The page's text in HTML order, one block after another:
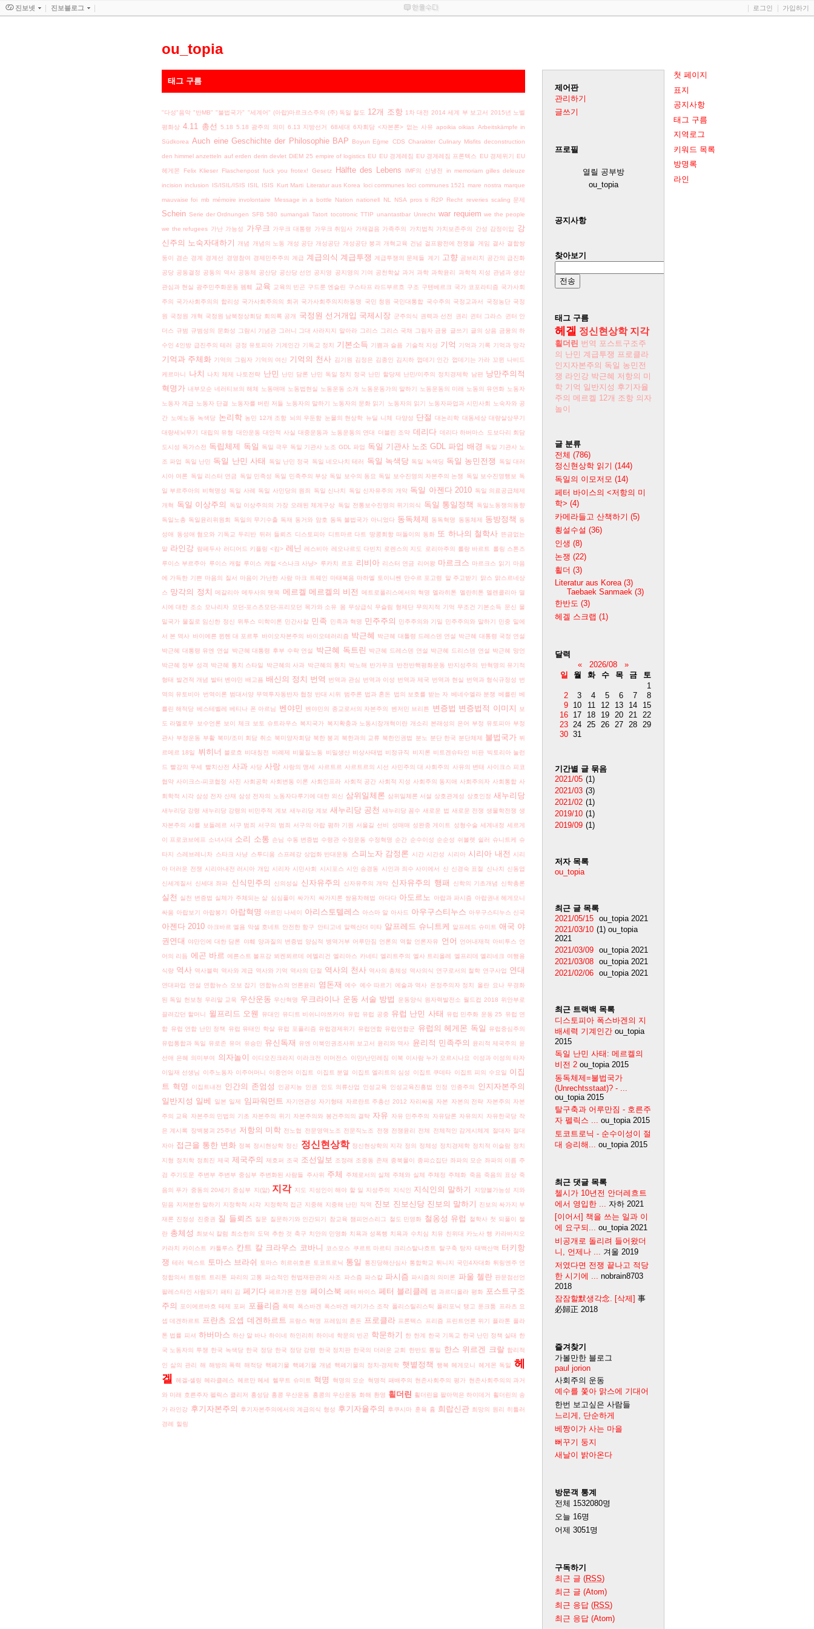
ou_topia
첫 페이지
표지
공지사항
태그 구름
지역로그
키워드 목록
방명록
라인
태그 구름
"다성"음악 "반MB" "불법국가" "세계어" (아랍)마르크스주의 (주) 독일 철도 12개 조항 1차 대전 2014 세계 부 보고서 2015년 노벨
평화상 4.11 총선 5.18 5.18 광주의 의미 6.13 지방선거 68세대 6자회담 <자본론> 없는 사유 apoikia oikias Arbeitskämpfe in
Südkorea Auch eine Geschichte der Philosophie BAP Boyun Eḡme CDS Charakter Culinary Misfits deconstruction
den himmel anzetteln auf erden derin devlet DiEM 25 empire of logistics EU EU 경계레짐 EU 경계레짐 프론텍스 EU 경제위기 EU
헤게몬 Felix Klieser Flaschenpost fuck you frotex! Gesetz Hälfte des Lebens IMF의 신냉전 in memoriam gilles deleuze
incision inclusion IS/ISIL/ISIS ISIL ISIS Kurt Marti Literatur aus Korea loci communes loci communes 1521 mare nostra marque
mauvaise foi mb mémoire involontaire Message in a bottle Nation nationell NL NSA pros ti R2P Recht reveries scaling 문제
Schein Serie der Ordnungen SFB 580 sumangali Tatort tocotronic TTIP unantastbar Unrecht war requiem we the people
we the refugees 가난 가능성 가우크 가우크 대통령 가우크 취임사 가재걸음 가족주의 가치법칙 가치보존주의 간성 감정이입
강
신주의 노숙자대하기
개념 개념의 노동 개성 공단 개성공단 개성공단 붕괴 개혁교육 건넘 걸프왕전에 전쟁을 게임 결사 결합쌍
둥이 겸손 경계 경계선 경영참여 경제민주주의 계급 계급의식 계급투쟁 계급투쟁의 문제들 계기 고향 곰브리치 공간의 급진화
공당 공동결정 공동의 역사 공동체 공산당 공산당 선언 공지영 공지영의 기여 공천학살 과거 과학 과학윤리 과학적 지성 관념과 생산
관심과 현실 광주민주화운동 펨훼 교육 교육의 빈곤 구드룬 엔슬린 구스타프 라드부르흐 구조 구텐베르크 국가 코포라티즘 국가사회
주의 국가사회주의의 합리성 국가사회주의의 회귀 국가사회주의지하동맹 국민 청원 국민대통합 국수주의 국정교과서 국정농단 국정
원 국정원 개혁 국정원 남북정상회담 회의록 공개 국정원 선거개입 국제시장 군주의식 권력과 선전 권리 귄터 그라스 귄터 안
더스 규범 규범성의 문화성 그람시 기념관 그러니 그대 사라지지 말아라 그리스 그리스 국채 그림자 금융 글쓰기 글의 상음 금융의 하
수인 4인방 급진주의 테러 긍정 유토피아 기계인간 기독교 정치 기본소득 기쁨과 슬픔 기술적 지성 기억 기억과 기록 기억과 망각
기억과 주체화 기억의 그림자 기억의 여신 기억의 천사 김기원 김정은 김종인 김지하 껍데기 인간 껍데기는 가라 꼬뮌 나비드
케르마니 나치 나치 체제 나토전략 난민 난민 담론 난민 독일 정치 정국 난민 할당제 난민/이주의 정치경제학 남편
낭만주의적
혁명가 내부모순 네러티브의 해체 노동매매 노동법현실 노동운동 소개 노동운동가의 말하기 노동운동의 미래 노동의 유연화 노동자
노동자 계급 노동자 단결 노동자를 버린 저들 노동자의 말하기 노동자의 문화 읽기 노동자의 읽기 노동자파업과 시민사회 노숙자와 공
간 노예노동 녹색당 논리학 농민 12개 조항 뇌의 우둔함 눈물의 현상학 뉴딜 니체 다양성 단절 대논리학 대동세상 대량살상무기
대량세뇌무기 대립의 유형 대안운동 대안적 사실 대중운동과 노동운동의 연대 더블린 조약 데리다 데리다 하버마스 도보다리 회담
도시성 독가스전 독립체제 독일 독일 극우 독일 기관사 노조 GDL 파업 독일 기관사 노조 GDL 파업 배경 독일 기관사 노
조 파업 독일 난민 독일 난민 사태 독일 난민 정국 독일 네오나치 테러 독일 녹색당 독일 녹색딩 독일 농민전쟁 독일 대러
시아 여론 독일 리스터 연금 독일 민족성 독일 민족주의 부상 독일 보수의 동요 독일 보수진영의 자본주의 논쟁 독일 보수진영행보 독
일 부르주아의 비혁명성 독일 사례 독일 사민당의 원죄 독일 신나치 독일 신자유주의 개악 독일 아젠다 2010 독일 의료공급체제
개혁 독일 이상주의 독일 이상주의의 가장 오래된 체계구상 독일 전통보수진영의 위기의식 독일 통일정책 독일노동쟁의동향
독일노총 독일윤리위원회 독일의 무기수출 독재 동거와 암호 동독 불법국가 아니었다 동독체제 동독혁명 동동체제 동방정책 동
성애 동성애 혐오와 기독교 두리반 뒤러 들뢰즈 디스토피아 디트마르 다트 땅콩회항 떠돌이의 동화 또 하나의 철학사 뜬금없는
말 라인강 람페두사 러디어드 키플링 <킴> 레닌 레스비아 레오나르도 다빈치 로렌스의 지도 로리아주의 롤랑 바르트 롤링 스톤즈
루이스 부르주아 루이스 캐럴 루이스 캐럴 <스나크 사냥> 루카치 르포 리비아 리스터 연금 리어왕 마르크스 마르크스 읽기 마음
에 가득한 기쁜 마음의 질서 마음이 가난한 사람 마크 트웨인 마태복음 마하엘 토이니쎈 만수르 포고령 말 주고받기 맑스 맑스르네상
스 망각의 정치 메갈리아 메두사의 뗏목 메르켈 메르켈의 비전 메트로폴리스에서의 혁명 멜라히톤 멜란히톤 멜렌콜리아 멸
시에 대한 조소 모나리자 모던-포스츠모던-프리모던 목가와 소유 몸 무상급식 무슬림 형제단 무의지적 기억 무조건 기본소득 문신 물
밑국가 물질로 임신한 정신 뮈투스 미학이론 민간사찰 민족 민족과 혁명 민주주의 민주주의와 기밀 민주주의와 말하기 민중 밑에
서 본 역사 바이에른 뮌헨 대 포르투 바이오자본주의 바이오테러리즘 박근혜 박근혜 대톨령 드레스덴 연설 박근혜 대통령 국정 연설
박근혜 대통령 유엔 연설 박근혜 대통령 후부 수락 연설 박근혜 독트린 박근혜 드레스덴 연설 박근혜 드리스덴 연설 박근혜 망언
박근혜 정부 성격 박근혜 통치 스타일 박근혜의 사과 박근혜의 통치 박노해 반가우크 반전반핵평화운동 반지성주의 반혁명의 유기적
형태 발견적 개념 발터 벤야민 배고픔 배신의 정치 번역 번역과 관심 번역과 이성 번역과 제국 번역과 현실 번역과 형식규정성 번
역의 유토비아 번역이론 범대서양 무역투자동반자 협정 반대 시위 범주론 법과 혼돈 법의 보호를 받는 자 베네수엘라 분쟁 베를린 베
를린 해적당 베스테벨레 베티나 폰 아르님 벤야민 벤야민의 종교로서의 자본주의 벤저민 브리튼 변증법 변증법적 이미지 보
도 라멜로우 보수언론 보이 체크 보토 슈트라우스 복지국가 복지확충과 노동시장개혁이란 개소리 본래성의 은어 부정 유토피아 부정
관사 부정운동 부활 북미/조미 회담 취소 북미양자회담 북한 붕괴 북한과의 교류 북한인권법 분노 분단 한국 분단체제 불법국가 뷔
르메르 18일 뷔히너 블로흐 비대칭전 비례제 비물질노동 비밀생산 비상사태법 비정규직 비지론 비트겐슈타인 비판 빅토리아 눌런
드 빨강의 우세 빨치산전 사과 사당 사랑 사랑의 맹세 사르트르 사르트르의 시선 사민주의 대 사회주의 사유의 변태 사이크스 피코
협약 사이크스-피코협정 사진 사회공학 사회변동 이론 사회인프라 사회적 공간 사회적 지성 사회주의 동지애 사회주의자 사회통합 사
회학적 시각 삼성 전자 산재 삼성 전자의 노동자다루기에 대한 외신 삼위일체론 삼위일체론 서설 상호관계성 상호인정 새누리당
새누리당 강령 새누리당 강령의 비민주적 계보 새누리당 계보 새누리당 공천 새누리당 꼼수 새로운 법 새로운 전쟁 생물학전쟁 생
자본주의 샤를 보들레르 서구 범죄 서구의 범죄 서구의 아랍 폄하 기원 서울길 선비 성매매 성완종 게이트 성형수술 세계내정 세르게
이 프로코브에프 소녀시대 소리 소통 손님 수동 변증법 수령관 수정운동 수정혁명 순간 순수이성 순순성 쉬볼렛 쉴러 슈니트케 슈
타지 스레브레니차 스타크 사냥 스투디움 스프레강 상업화 반대운동 스피노자 감정론 시간 시간성 시리아 시리아 내전 시리
아 더러운 전쟁 시리아내전 러시아 개입 시리자 시민사회 시시포스 시인 송경동 시인과 죄수 사이에서 신 신경숙 표절 신나치 신동엽
신세계질서 신세대 좌파 신식민주의 신의성실 신자유주의 신자유주의 개악 신자유주의 행패 신학의 기초개념 신학총론
실천 실천 변증법 실체가 주체되는 삶 심심풀이 싸가지 싸가지론 쌍용차해법 아다다 아도르노 아랍과 파시즘 아랍권내 헤게모니
싸움 아랍보기 아랍봉기 아랍혁명 아르민 나세이 아리스토텔레스 아스마 알 아사드 아우구스티누스 아우구스티누스 신국
아젠다 2010 아크바르 엘욤 악셀 호네트 안전한 항구 안티고네 알렉산더 미타 알프레드 슈니트케 알프레드 슈미트 애국 야
권연대
야만인에 대한 담론 야훼 양과질의 변증법 양심적 병역거부 어루만짐 언론의 역할 언론자유 언어 언어내재적 아비투스 언
어의 리듬 에곤 바르 에른스트 볼프강 뵈켄푀르데 에멜리건 엘리아스 카네티 엘리트주의 엘사 트리올레 엘프리데 옐리네크 여행용
식량 역사 역사블럭 역사와 계급 역사와 기억 역사의 단절 역사의 천사 역사의 총체성 역사의식 연구로서의 철학 연구사업 연대
연대파업 연설 연합뉴스 오보 잡기 연합뉴스의 언론윤리 염돈재 예수 예수 따르기 예술과 역사 온정주의자 정치 올란 요나 우경화
된 독일 헌보청 우리말 교욱 우산운동 우산혁명 우크라이나 운동 서술 방법 운동양식 원자력발전소 월드컵 2018 위안부로
끌려갔던 할머니 윌프리드 오웬 유대인 유디트 비쉬니야쯔카야 유럽 유럽 공중 유럽 난민 사태 유럽 민주화 운동 25 유럽 연
합 유럽 연합 난민 정책 유럽 유태인 학살 유럽 포퓰리즘 유럽경제위기 유럽연합 유럽연합군 유럽의 헤게몬 독일 유럽중심주의
유럽통합과 독일 유로존 유머 유승민 유신독재 유엔 이북인권조사위 보고서 윤리와 역사 윤리적 민족주의 윤리적 제국주의 윤
선애 은혜 의미부여 의자놀이 이디오진크라지 이라크전 이머전스 이민/난민레짐 이북 이사람 누가 모르시나요 이성과 이성의 타자
이일재 선생님 이주노동자 이주어머니 이중언어 이집트 이집트 분열 이집트 엘리트의 심성 이집트 쿠데타 이집트 피의 수요일
이집
트 혁명
이집트내전 인간의 존엄성 인공지능 인권 인도 의류산업 인성교육 인성교육진흥법 인정 인종주의
인지자본주의
일반지성 일베 일본 일제 임파워먼트 자기연관성 자기형태 자르란트 주총선 2012 자리싸움 자본 자본의 전략 자본주의 자본
주의 교육 자본주의 민법의 기초 자본주의 위기 자본주의와 봉건주의의 결탁 자유 자유 민주주의 자유담론 자유의지 자유한국당 작
은 계시록 장벽붕괴 25주년 저항의 미학 전노협 전문영역노조 전문직노조 전쟁 전쟁윤리 전체 전체적인 감게시체계 절대자 절대
자아 접근을 통한 변화 정복 정시현상학 정신 정신현상학 정신현상학의 지각 정의 정체성 정치경제학 정치적 이슬람 정치
지형 정치학 정희진 제국 제국주의 제호퍼 조국 조선일보 조정래 조중동 존재 종북몰이 종퍄쇼집단 좌파의 모순 좌파의 이름 주
검 주기도문 주변부 주변부 중심부 주변화된 사람들 주사위 주체 주체로서의 실체 주체와 실체 주체정 주체화 죽음 죽음의 표상 죽
음의 푸가 중동의 20세기 중심부 지(앎) 지각 지도 지성인이 해야 할 일 지성주의 지식인 지식인의 말하기 지양불가능성 지와
믿음 지저분한 말하기 지정학적 시각 지정학적 접근 지중해 지중해 난민 직역 진보 진보신당 진보의 말하기 진보의 싸가지 부
재론 진정성 진중권 질 들뢰즈 질문 질문하기와 인간되기 참교육 챔피언스리그 철도 민영화 철옹성 유럽 철학사 첫 되풀이 첼
란 총체성 최보식 칼럼 최소한의 도덕 추한 것 축구 치안의 민영화 치욕과 성폭행 치욕과 수치심 치유 친위대 카노사 행 카라바지오
카라치 카이스트 카툴루스 칸트 칼 크라우스 코바니 코스모스 쿠르트 마르티 크리스탈나흐트 탈구축 탕자 태백산맥
터키항
쟁 테러 텍스트 토마스 브라쉬 토마스 히르쉬호른 토코트로닉 통일 통진당해산심사 통합학교 튀니지 국민4자대화 튀링엔주 연
정합의서 트럼트 트리톤 파리의 고통 파쇼적인 헌법재판관의 사조 파스즘 파스칼 파시즘 파시즘의 의미론 파울 첼란 판문점선언
팔레스타인 사람되기 패티 김 페기다 페르가몬 전쟁 페이스북 페터 바이스 페터 블리클레 펩 과르디올라 평화 포스트구조
주의
포이에르바흐 테제 포퍼 포퓰리즘 폭력 폭스바겐 폭스바겐 배기가스 조작 폴리스틸리스틱 폴리포닉 탱고 푼크툼 프라츠 요
셉 데겐하르트 프란츠 요셉 데겐하르트 프랑스 혁명 프레임의 혼돈 프로클라 프론텍스 프리즘 프린트언론 위기 플라톤 플라
톤 법률 피셔 하버마스 하산 알 바나 하이네 하인리히 하이네 학문의 빈곤 학문하기 한 한계 한국 기독교 한국 난민 정책 실태 한
국 노동자의 투쟁 한국 녹색당 한국 정당 한국 정당 강령 한국 정치판 한국의 더러운 교회 한반도 통일 한스 위르겐 크랄 합리적
인 삶의 관리 해 해방의 폭력 해적당 핵폐기물 핵폐기물 개념 핵폐기물의 정치-경제학 햇볕정책 행복 헤게모니 헤게몬 독일
헤
겔
헤겔-셸링 헤라클레스 헤르만 헤세 헬무트 슈미트 혁명 혁명의 모순 혁명적 패배주의 현존사회주의 평가 현존사회주의의 과거
와 미래 호른주자 펠릭스 클리저 홍성담 홍콩 우산운동 홍콩의 우산운동 화해 환영 횔더린 횔더린을 팔아먹은 하이데거 횔더린의 송
가 라인강 후기자본주의 후기자본주의에서의 계급의식 형성 후기자율주의 후쿠시마 훈육 흄 희랍신관 희망의 원리 히틀러
경례 힐링
제어판
관리하기
글쓰기
프로필
열릴 공부방
ou_topia
공지사항
찾아보기
태그 구름
헤겔 정신현상학 지각
횔더린 번역 포스트구조주
의 난민 계급투쟁 프로클라
인지자본주의 독일 농민전
쟁 라인강 박근혜 저항의 미
학 기억 일반지성 후기자율
주의 메르켈 12개 조항 의자
놀이
글 분류
전체 (786)
정신현상학 읽기 (144)
독일의 이모저모 (14)
페터 바이스의 <저항의 미
학> (4)
카메라들고 산책하기 (5)
횡설수설 (36)
인생 (8)
논쟁 (22)
횔더 (3)
Literatur aus Korea (3)
Taebaek Sanmaek (3)
한반도 (3)
헤겔 스크랩 (1)
달력
«
2026/08
»
일
월 화 수 목 금
토
1
2
3 4 5 6 7
8
9 10 11 12 13 14
15
16 17 18 19 20 21 22
23 24 25 26 27 28 29
30 31
기간별 글 묶음
2021/05 (1)
2021/03 (3)
2021/02 (1)
2019/10 (1)
2019/09 (1)
저자 목록
ou_topia
최근 글 목록
2021/05/15
ou_topia 2021
2021/03/10 (1) ou_topia
2021
2021/03/09
ou_topia 2021
2021/03/08
ou_topia 2021
2021/02/06
ou_topia 2021
최근 트랙백 목록
디스토피아 폭스바겐의 지
배세력 기계인간 ou_topia
2015
독일 난민 사태: 메르켈의
비전 2 ou_topia 2015
동독체제=불법국가
(Unrechtsstaat)? - ...
ou_topia 2015
탈구축과 어루만짐 - 호른주
자 펠릭스 ...
ou_topia 2015
토코트로닉 - 순수이성이 절
대 승리해...
ou_topia 2015
최근 댓글 목록
첼시가 10년전 안더레흐트
에서 영입한 ...
자하 2021
[이어서] 책을 쓰는 일과 이
에 요구되... ou_topia 2021
비공개로 돌리려 들어왔더
니, 언제나 ... 겨울 2019
저였다면 전쟁 끝나고 적당
한 시기에 ... nobrain8703
2018
잠잠할默생각念. [삭제] 事
必歸正 2018
즐겨찾기
가볼만한 블로그
paul jorion
사회주의 운동
예수를 쫓아 맑스에 기대어
한번 보고싶은 사람들
느리게, 단순하게
베짱이가 사는 마을
뻐꾸기 둥지
새날이 밝아온다
방문객 통계
전체 1532080명
오늘 16명
어제 3051명
구독하기
최근 글 (RSS)
최근 글 (Atom)
최근 응답 (RSS)
최근 응답 (Atom)
진보넷 진보블로그 로그인 가입하기